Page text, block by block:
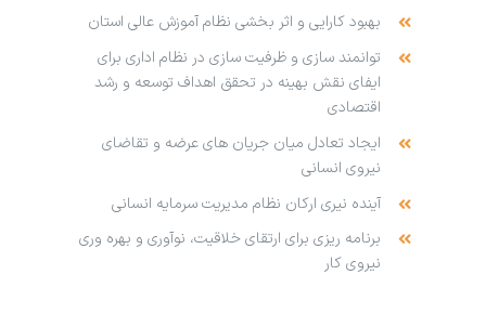
بهبود کارایی و اثر بخشی نظام آموزش عالی استان
توانمند سازی و ظرفیت سازی در نظام اداری برای
ایفای نقش بهینه در تحقق اهداف توسعه و رشد
اقتصادی
ایجاد تعادل میان جریان های عرضه و تقاضای
نیروی انسانی
آینده نیری ارکان نظام مدیریت سرمایه انسانی
برنامه ریزی برای ارتقای خلاقیت، نوآوری و بهره وری
نیروی کار